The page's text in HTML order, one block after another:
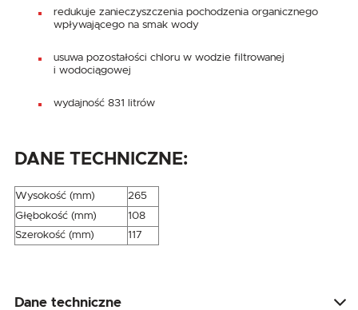
redukuje zanieczyszczenia pochodzenia organicznego
wpływającego na smak wody
usuwa pozostałości chloru w wodzie filtrowanej
i wodociągowej
wydajność 831 litrów
DANE TECHNICZNE:
Wysokość (mm)
265
Głębokość (mm)
108
Szerokość (mm)
117
Dane techniczne